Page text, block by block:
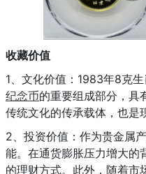
收藏价值
1、文化价值：1983年8克
纪念币的重要组成部分，具
传统文化的传承载体，也是
2、投资价值：作为贵金属
能。在通货膨胀压力增大的
的理财方式。此外，随着市